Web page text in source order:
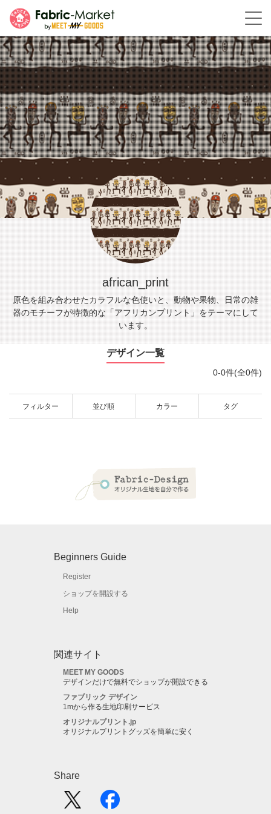
african_print
原色を組み合わせたカラフルな色使いと、動物や果物、日常の雑
器のモチーフが特徴的な「アフリカンプリント」をテーマにして
います。
デザイン一覧
0-0件(全0件)
フィルター 並び順 カラー タグ
Beginners Guide
Register
ショップを開設する
Help
関連サイト
MEET MY GOODS
デザインだけで無料でショップが開設できる
ファブリック デザイン
1mから作る生地印刷サービス
オリジナルプリント.jp
オリジナルプリントグッズを簡単に安く
Share